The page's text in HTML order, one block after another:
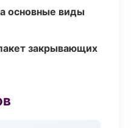
основные виды
закрывающих